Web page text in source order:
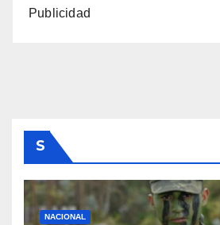
Publicidad
S
NACIONAL